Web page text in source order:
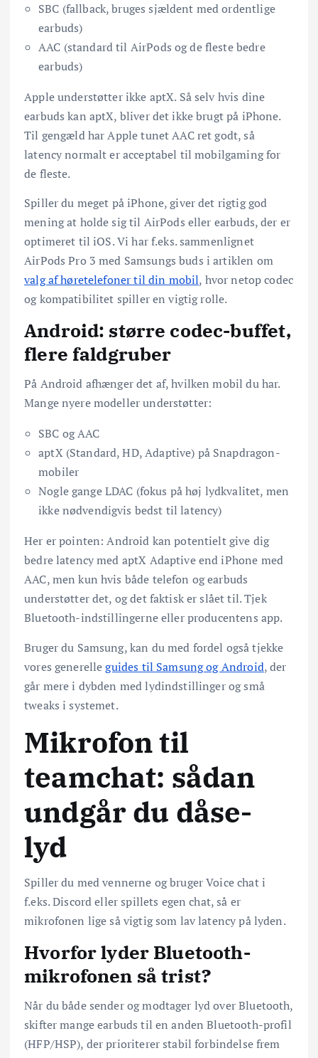
SBC (fallback, bruges sjældent med ordentlige
earbuds)
AAC (standard til AirPods og de fleste bedre
earbuds)
Apple understøtter ikke aptX. Så selv hvis dine
earbuds kan aptX, bliver det ikke brugt på iPhone.
Til gengæld har Apple tunet AAC ret godt, så
latency normalt er acceptabel til mobilgaming for
de fleste.
Spiller du meget på iPhone, giver det rigtig god
mening at holde sig til AirPods eller earbuds, der er
optimeret til iOS. Vi har f.eks. sammenlignet
AirPods Pro 3 med Samsungs buds i artiklen om
valg af høretelefoner til din mobil, hvor netop codec
og kompatibilitet spiller en vigtig rolle.
Android: større codec-buffet,
flere faldgruber
På Android afhænger det af, hvilken mobil du har.
Mange nyere modeller understøtter:
SBC og AAC
aptX (Standard, HD, Adaptive) på Snapdragon-
mobiler
Nogle gange LDAC (fokus på høj lydkvalitet, men
ikke nødvendigvis bedst til latency)
Her er pointen: Android kan potentielt give dig
bedre latency med aptX Adaptive end iPhone med
AAC, men kun hvis både telefon og earbuds
understøtter det, og det faktisk er slået til. Tjek
Bluetooth-indstillingerne eller producentens app.
Bruger du Samsung, kan du med fordel også tjekke
vores generelleguides til Samsung og Android, der
går mere i dybden med lydindstillinger og små
tweaks i systemet.
Mikrofon til
teamchat: sådan
undgår du dåse-
lyd
Spiller du med vennerne og bruger Voice chat i
f.eks. Discord eller spillets egen chat, så er
mikrofonen lige så vigtig som lav latency på lyden.
Hvorfor lyder Bluetooth-
mikrofonen så trist?
Når du både sender og modtager lyd over Bluetooth,
skifter mange earbuds til en anden Bluetooth-profil
(HFP/HSP), der prioriterer stabil forbindelse frem